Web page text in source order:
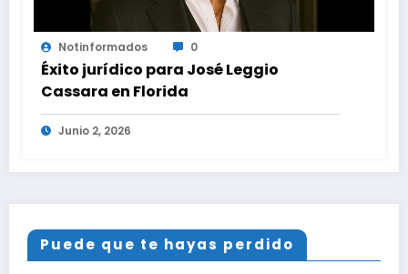
Notinformados 0
Éxito jurídico para José Leggio
Cassara en Florida
Junio 2, 2026
Puede que te hayas perdido